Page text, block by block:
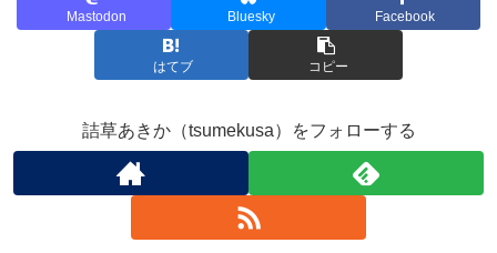
Mastodon Bluesky Facebook
はてブ コピー
詰草あきか（tsumekusa）をフォローする